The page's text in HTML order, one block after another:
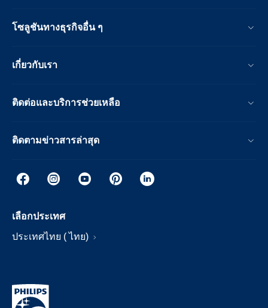
โซลูชันทางธุรกิจอื่น ๆ
เกี่ยวกับเรา
ติดต่อและบริการช่วยเหลือ
ติดตามข่าวสารล่าสุด
เลือกประเทศ
ประเทศไทย ( ไทย)